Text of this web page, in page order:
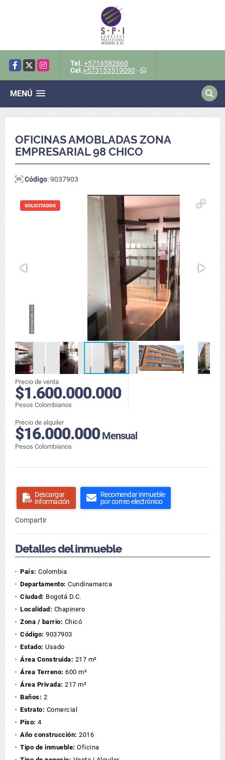
Facebook
X Instagram Tel. +5716582660
Cel.+573153519090 -
MENÚ
OFICINAS AMOBLADAS ZONA
EMPRESARIAL 98 CHICO
Código: 9037903
SOLICITADOS
Precio de venta
$1.600.000.000
Pesos Colombianos
Precio de alquiler
$16.000.000Mensual
Pesos Colombianos
Descargar
información
Recomendar inmueble
por correo electrónico
Compartir
Detalles del inmueble
País: Colombia
Departamento: Cundinamarca
Ciudad: Bogotá D.C.
Localidad: Chapinero
Zona / barrio: Chicó
Código: 9037903
Estado: Usado
Área Construida: 217 m²
Área Terreno: 600 m²
Área Privada: 217 m²
Baños: 2
Estrato: Comercial
Piso: 4
Año construcción: 2016
Tipo de inmueble: Oficina